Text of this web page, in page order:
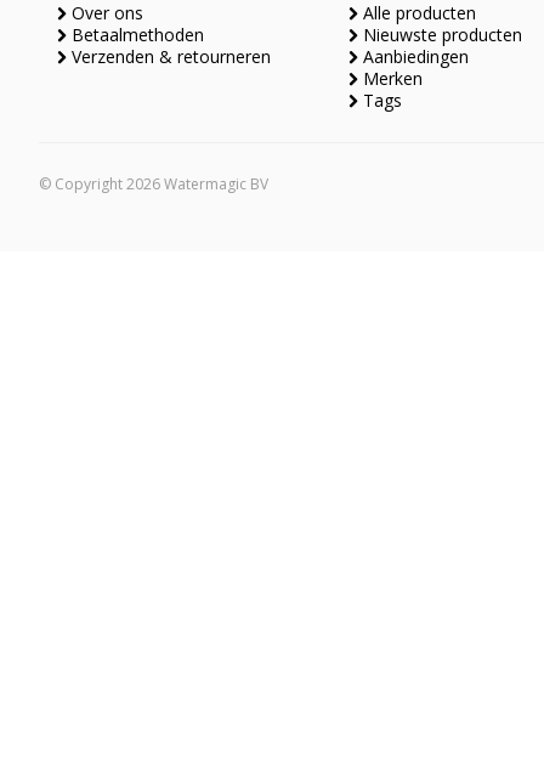
Over ons
Betaalmethoden
Verzenden & retourneren
Alle producten
Nieuwste producten
Aanbiedingen
Merken
Tags
© Copyright 2026 Watermagic BV